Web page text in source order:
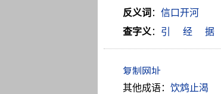
反义词 ： 信口开河
查字义： 引 经 据
其他成语： 饮鸩止渴